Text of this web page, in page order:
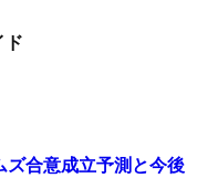
ド
ズ合意成立予測と今後